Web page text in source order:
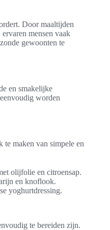
Door maaltijden
mensen vaak
gewoonten te
en smakelijke
eenvoudig worden
te maken van simpele en
olijfolie en citroensap.
en knoflook.
yoghurtdressing.
te bereiden zijn.